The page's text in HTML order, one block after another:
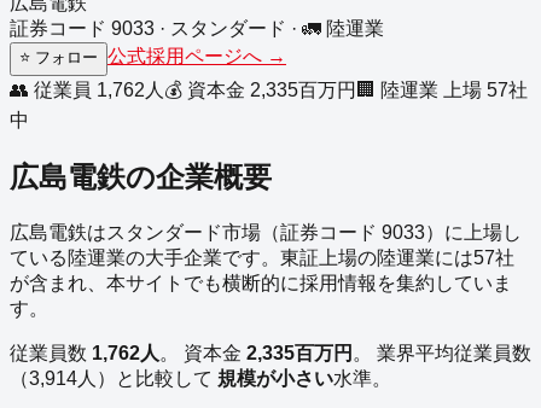
証券コード 9033 · スタンダード · 🚛 陸運業
⭐ フォロー 公式採用ページへ →
👥 従業員 1,762 人 💰 資本金 2,335百万円 🏢 陸運業 上場 57社
中
広島電鉄の企業概要
広島電鉄はスタンダード市場（証券コード 9033）に上場し
ている 陸運業の大手企業です。 東証上場の陸運業には57社
が含まれ、本サイトでも横断的に採用情報を集約していま
す。
従業員数 1,762人 。 資本金 2,335百万円 。
業界平均従業員数
（3,914人）と比較して 規模が小さい水準。